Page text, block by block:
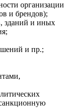
организации
и брендов);
зданий и иных
и пр.;